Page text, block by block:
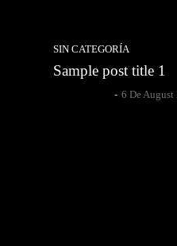
SIN CATEGORÍA
Sample post title 1
- 6 De August